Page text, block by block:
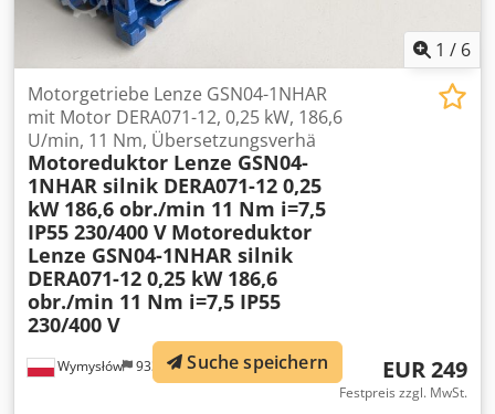
1 / 6
Wymysłów 933 km
Motorgetriebe Lenze GSN04-1NHAR
mit Motor DERA071-12, 0,25 kW, 186,6
U/min, 11 Nm, Übersetzungsverhä
Motoreduktor Lenze GSN04-
1NHAR silnik DERA071-12 0,25
kW 186,6 obr./min 11 Nm i=7,5
IP55 230/400 V Motoreduktor
Lenze GSN04-1NHAR silnik
DERA071-12 0,25 kW 186,6
obr./min 11 Nm i=7,5 IP55
230/400 V
EUR 249
Festpreis zzgl. MwSt.
Suche speichern